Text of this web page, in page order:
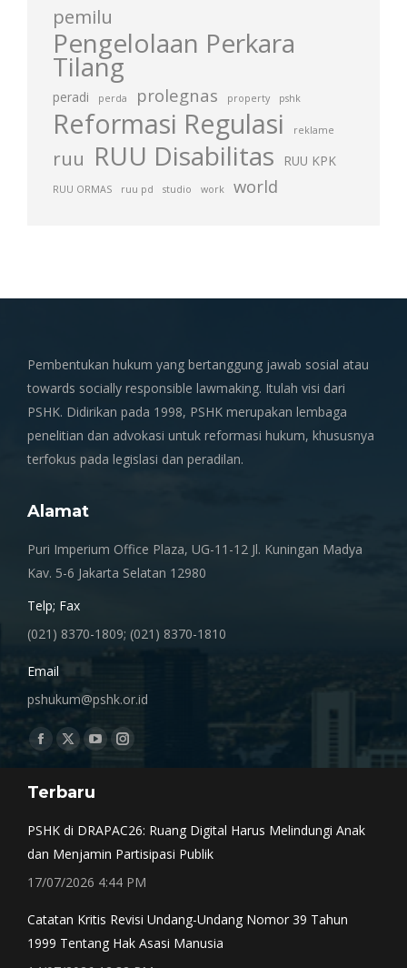
pemilu
Pengelolaan Perkara
Tilang
peradi perda prolegnas property pshk
Reformasi Regulasi reklame
ruu RUU Disabilitas RUU KPK
RUU ORMAS ruu pd studio work world
Pembentukan hukum yang bertanggung jawab sosial atau
towards socially responsible lawmaking. Itulah visi dari
PSHK. Didirikan pada 1998, PSHK merupakan lembaga
penelitian dan advokasi untuk reformasi hukum, khususnya
terfokus pada legislasi dan peradilan.
Alamat
Puri Imperium Office Plaza, UG-11-12 Jl. Kuningan Madya
Kav. 5-6 Jakarta Selatan 12980
Telp; Fax
(021) 8370-1809; (021) 8370-1810
Email
pshukum@pshk.or.id
Find us on:
Facebook
opens
window
X
opens
window
YouTube
opens
Instagram
window
Terbaru
PSHK di DRAPAC26: Ruang Digital Harus Melindungi Anak
dan Menjamin Partisipasi Publik
17/07/2026 4:44 PM
Catatan Kritis Revisi Undang-Undang Nomor 39 Tahun
1999 Tentang Hak Asasi Manusia